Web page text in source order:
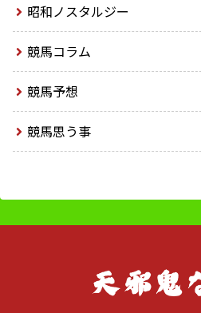
昭和ノスタルジー
競馬コラム
競馬予想
競馬思う事